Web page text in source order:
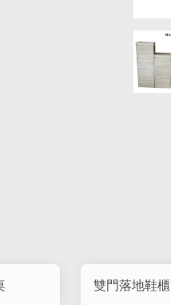
雙門落地鞋櫃